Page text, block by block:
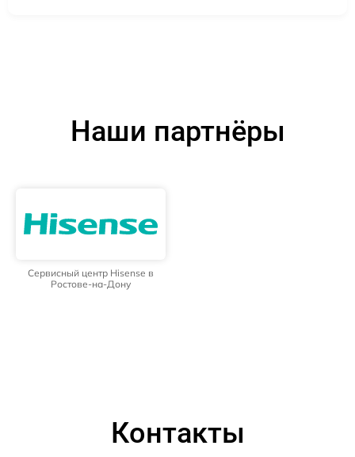
Наши партнёры
Сервисный центр Hisense в
Ростове-на-Дону
Контакты